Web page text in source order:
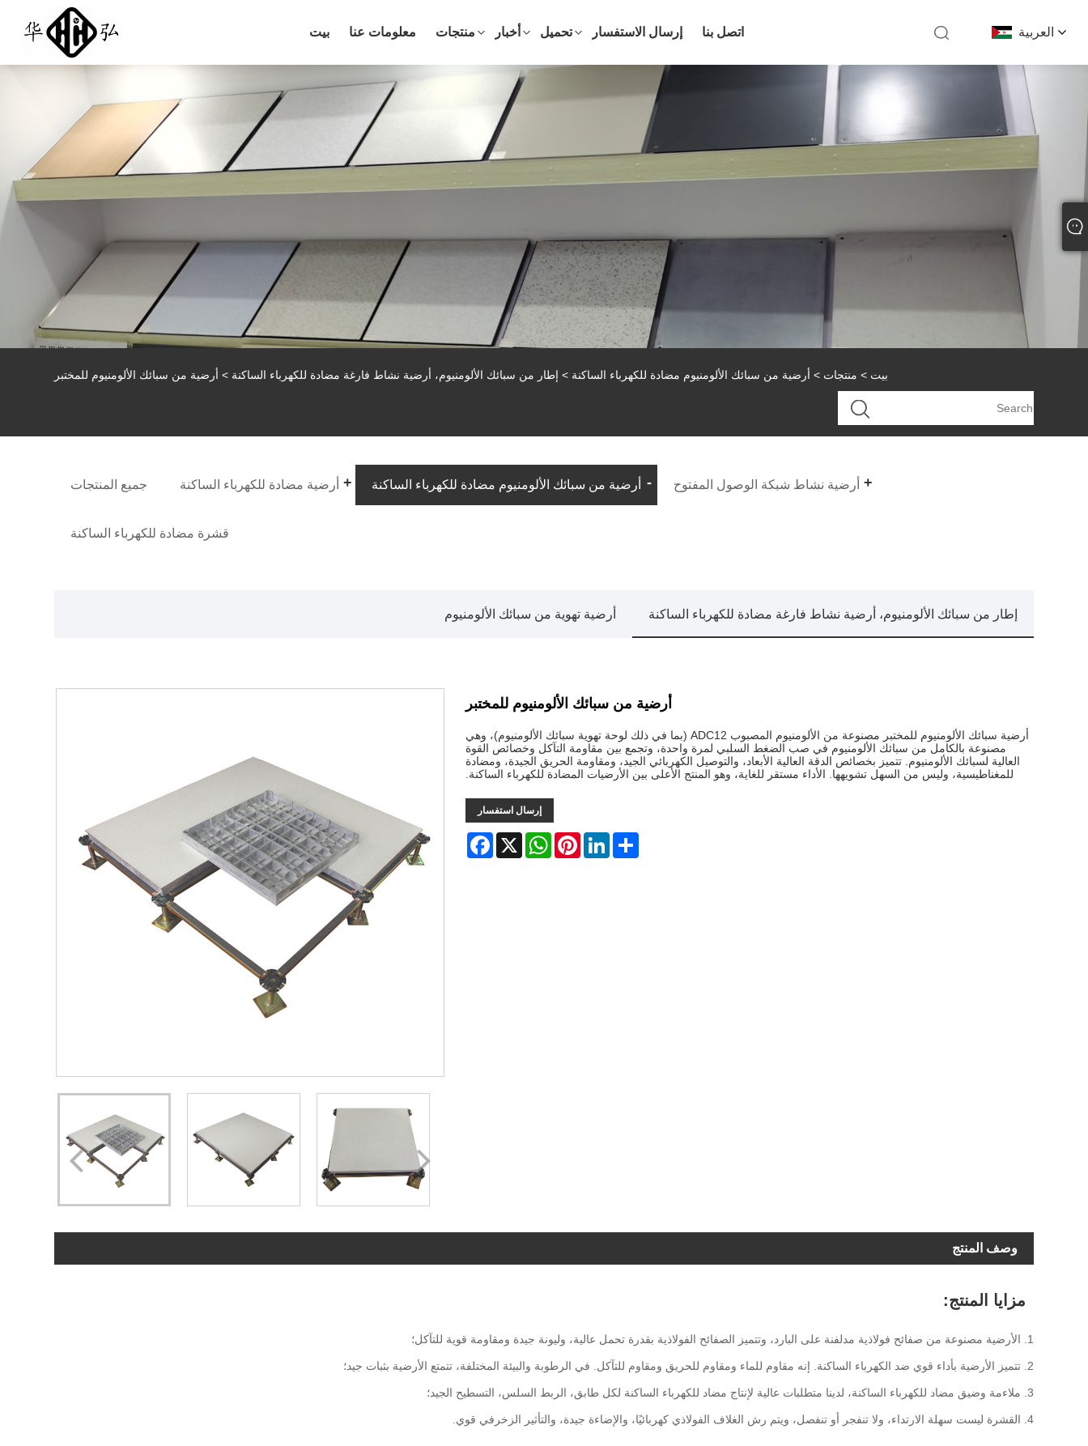
العربية بيت معلومات عنا منتجات أخبار تحميل إرسال الاستفسار اتصل بنا
بيت > منتجات > أرضية من سبائك الألومنيوم مضادة للكهرباء الساكنة > إطار من سبائك الألومنيوم، أرضية نشاط فارغة مضادة للكهرباء الساكنة > أرضية من سبائك الألومنيوم للمختبر
جميع المنتجات أرضية مضادة للكهرباء الساكنة أرضية من سبائك الألومنيوم مضادة للكهرباء الساكنة أرضية نشاط شبكة الوصول المفتوح
قشرة مضادة للكهرباء الساكنة
إطار من سبائك الألومنيوم، أرضية نشاط فارغة مضادة للكهرباء الساكنة أرضية تهوية من سبائك الألومنيوم
أرضية من سبائك الألومنيوم للمختبر
أرضية سبائك الألومنيوم للمختبر مصنوعة من الألومنيوم المصبوب ADC12 (بما في ذلك لوحة تهوية سبائك الألومنيوم)، وهي
مصنوعة بالكامل من سبائك الألومنيوم في صب الضغط السلبي لمرة واحدة، وتجمع بين مقاومة التآكل وخصائص القوة
العالية لسبائك الألومنيوم. تتميز بخصائص الدقة العالية الأبعاد، والتوصيل الكهربائي الجيد، ومقاومة الحريق الجيدة، ومضادة
للمغناطيسية، وليس من السهل تشويهها. الأداء مستقر للغاية، وهو المنتج الأعلى بين الأرضيات المضادة للكهرباء الساكنة.
إرسال استفسار
Facebook X
WhatsAppPinterestLinkedInShare
وصف المنتج
مزايا المنتج:
1. الأرضية مصنوعة من صفائح فولاذية مدلفنة على البارد، وتتميز الصفائح الفولاذية بقدرة تحمل عالية، وليونة جيدة ومقاومة قوية للتآكل؛
2. تتميز الأرضية بأداء قوي ضد الكهرباء الساكنة. إنه مقاوم للماء ومقاوم للحريق ومقاوم للتآكل. في الرطوبة والبيئة المختلفة، تتمتع الأرضية بثبات جيد؛
3. ملاءمة وضيق مضاد للكهرباء الساكنة، لدينا متطلبات عالية لإنتاج مضاد للكهرباء الساكنة لكل طابق، الربط السلس، التسطيح الجيد؛
4. القشرة ليست سهلة الارتداء، ولا تنفجر أو تنفصل، ويتم رش الغلاف الفولاذي كهربائيًا، والإضاءة جيدة، والتأثير الزخرفي قوي.